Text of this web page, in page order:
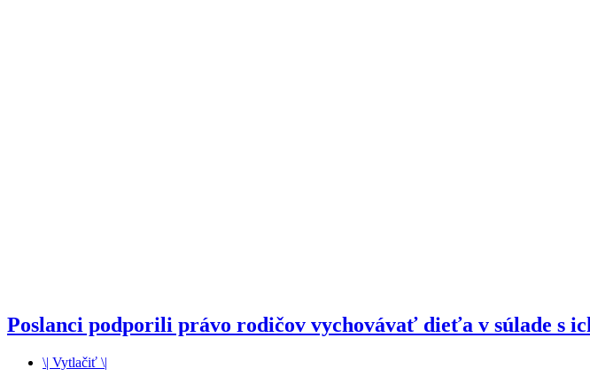
Poslanci podporili právo rodičov vychovávať dieťa v súlade s
\| Vytlačiť \|